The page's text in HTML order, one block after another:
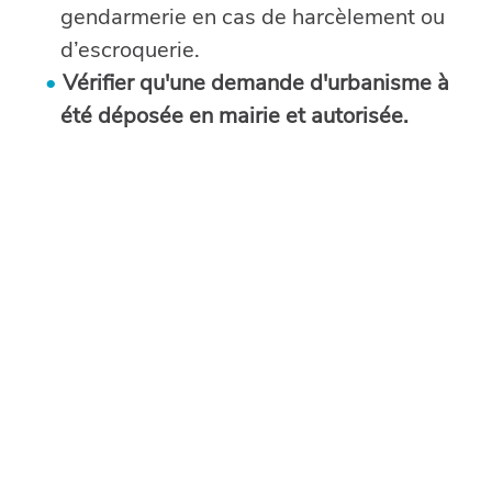
gendarmerie en cas de harcèlement ou
d’escroquerie.
Vérifier qu'une demande d'urbanisme à
été déposée en mairie et autorisée.